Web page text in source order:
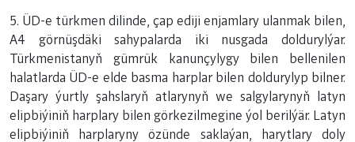
5. ÜD-e türkmen dilinde, çap ediji enjamlary ulanmak bilen,
A4 görnüşdäki sahypalarda iki nusgada doldurylýar.
Türkmenistanyň gümrük kanunçylygy bilen bellenilen
halatlarda ÜD-e elde basma harplar bilen doldurylyp bilner.
Daşary ýurtly şahslaryň atlarynyň we salgylarynyň latyn
elipbiýiniň harplary bilen görkezilmegine ýol berilýär. Latyn
elipbiýiniň harplaryny özünde saklaýan, harytlary doly